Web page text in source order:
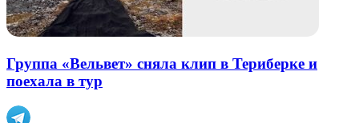
Группа «Вельвет» сняла клип в Териберке и
поехала в тур